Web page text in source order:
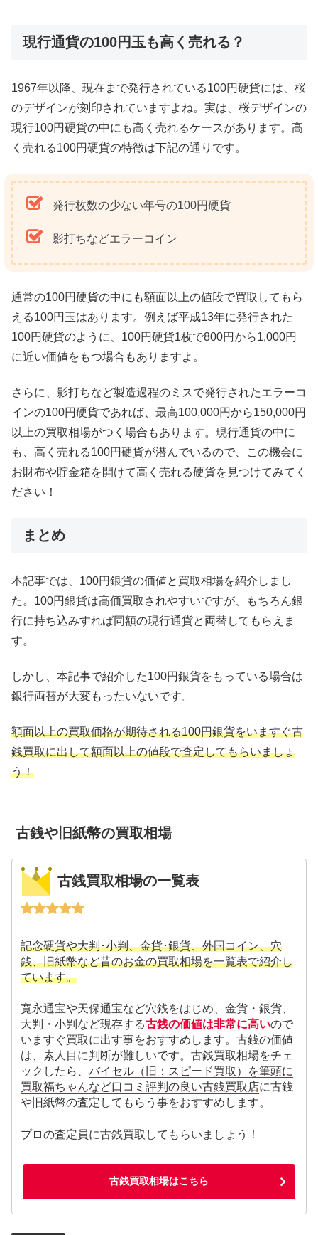
現行通貨の100円玉も高く売れる？
1967年以降、現在まで発行されている100円硬貨には、桜
のデザインが刻印されていますよね。実は、桜デザインの
現行100円硬貨の中にも高く売れるケースがあります。高
く売れる100円硬貨の特徴は下記の通りです。
発行枚数の少ない年号の100円硬貨
影打ちなどエラーコイン
通常の100円硬貨の中にも額面以上の値段で買取してもら
える100円玉はあります。例えば平成13年に発行された
100円硬貨のように、100円硬貨1枚で800円から1,000円
に近い価値をもつ場合もありますよ。
さらに、影打ちなど製造過程のミスで発行されたエラーコ
インの100円硬貨であれば、最高100,000円から150,000円
以上の買取相場がつく場合もあります。現行通貨の中に
も、高く売れる100円硬貨が潜んでいるので、この機会に
お財布や貯金箱を開けて高く売れる硬貨を見つけてみてく
ださい！
まとめ
本記事では、100円銀貨の価値と買取相場を紹介しまし
た。100円銀貨は高価買取されやすいですが、もちろん銀
行に持ち込みすれば同額の現行通貨と両替してもらえま
す。
しかし、本記事で紹介した100円銀貨をもっている場合は
銀行両替が大変もったいないです。
額面以上の買取価格が期待される100円銀貨をいますぐ古
銭買取に出して額面以上の値段で査定してもらいましょ
う！
古銭や旧紙幣の買取相場
古銭買取相場の一覧表
記念硬貨や大判･小判、金貨･銀貨、外国コイン、穴
銭、旧紙幣など昔のお金の買取相場を一覧表で紹介し
ています。
寛永通宝や天保通宝など穴銭をはじめ、金貨・銀貨、
大判・小判など現存する古銭の価値は非常に高いので
いますぐ買取に出す事をおすすめします。古銭の価値
は、素人目に判断が難しいです。古銭買取相場をチェ
ックしたら、バイセル（旧：スピード買取）を筆頭に
買取福ちゃんなど口コミ評判の良い古銭買取店に古銭
や旧紙幣の査定してもらう事をおすすめします。
プロの査定員に古銭買取してもらいましょう！
古銭買取相場はこちら